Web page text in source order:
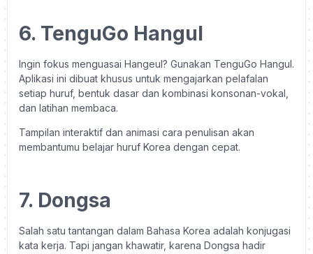
6. TenguGo Hangul
Ingin fokus menguasai Hangeul? Gunakan TenguGo Hangul.
Aplikasi ini dibuat khusus untuk mengajarkan pelafalan
setiap huruf, bentuk dasar dan kombinasi konsonan-vokal,
dan latihan membaca.
Tampilan interaktif dan animasi cara penulisan akan
membantumu belajar huruf Korea dengan cepat.
7. Dongsa
Salah satu tantangan dalam Bahasa Korea adalah konjugasi
kata kerja. Tapi jangan khawatir, karena Dongsa hadir